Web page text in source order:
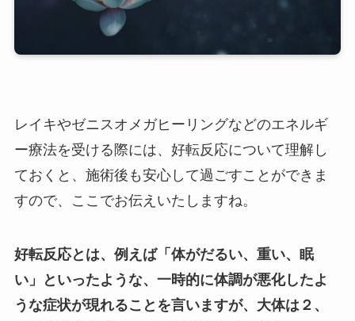
レイキやゼニスオメガヒーリングなどのエネルギ
ー療法を受ける際には、好転反応について理解し
ておくと、施術後も安心して過ごすことができま
すので、ここでお伝えいたしますね。
好転反応とは、例えば「体がだるい、重い、眠
い」といったような、一時的に体調が悪化したよ
うな症状が現れることを言いますが、大体は２、